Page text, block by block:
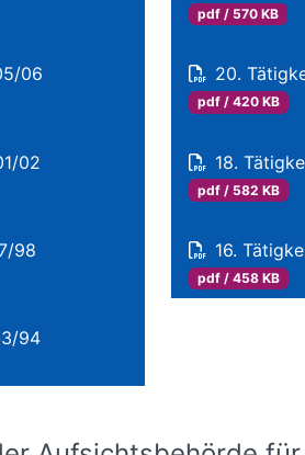
06
02
98
94
pdf / 570 KB
20.
pdf / 420 KB
18.
pdf / 582 KB
16.
pdf / 458 KB